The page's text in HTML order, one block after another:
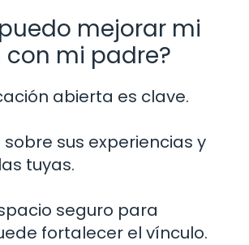
mejorar mi
con mi padre?
abierta es clave.
sus experiencias y
tuyas.
seguro para
fortalecer el vínculo.